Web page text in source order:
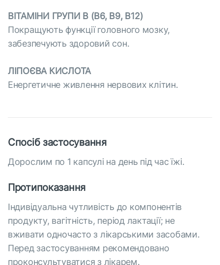
ВІТАМІНИ ГРУПИ В (В6, В9, В12)
Покращують функції головного мозку,
забезпечують здоровий сон.
ЛІПОЄВА КИСЛОТА
Енергетичне живлення нервових клітин.
Спосіб застосування
Дорослим по 1 капсулі на день під час їжі.
Протипоказання
Індивідуальна чутливість до компонентів
продукту, вагітність, період лактації; не
вживати одночасто з лікарськими засобами.
Перед застосуванням рекомендовано
проконсультуватися з лікарем.